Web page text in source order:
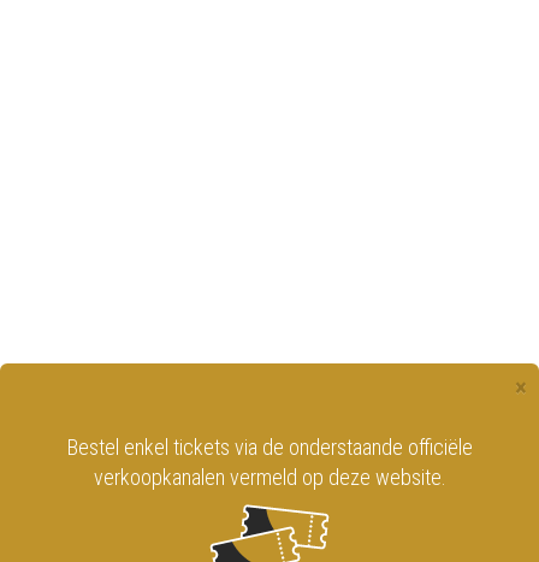
×
Bestel enkel tickets via de onderstaande officiële
verkoopkanalen vermeld op deze website.